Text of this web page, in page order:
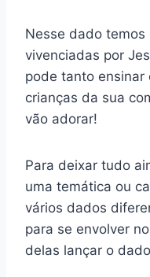
Nesse dado
vivenciadas por
pode tanto ensinar
crianças da sua
vão adorar!
Para deixar tudo
uma temática ou
vários dados
para se envolver
delas lançar o